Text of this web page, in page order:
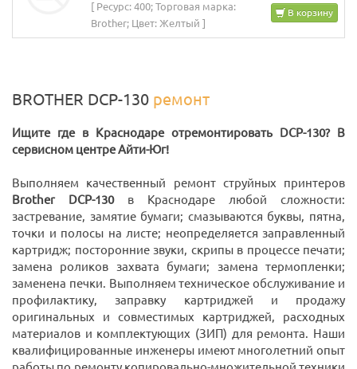
[ Ресурс: 400; Торговая марка:
Brother; Цвет: Желтый ]
В корзину
BROTHER DCP-130 ремонт
Ищите где в Краснодаре отремонтировать DCP-130? В
сервисном центре Айти-Юг!
Выполняем качественный ремонт струйных принтеров
Brother DCP-130в Краснодаре любой сложности:
застревание, замятие бумаги; смазываются буквы, пятна,
точки и полосы на листе; неопределяется заправленный
картридж; посторонние звуки, скрипы в процессе печати;
замена роликов захвата бумаги; замена термопленки;
заменена печки. Выполняем техническое обслуживание и
профилактику, заправку картриджей и продажу
оригинальных и совместимых картриджей, расходных
материалов и комплектующих (ЗИП) для ремонта. Наши
квалифицированные инженеры имеют многолетний опыт